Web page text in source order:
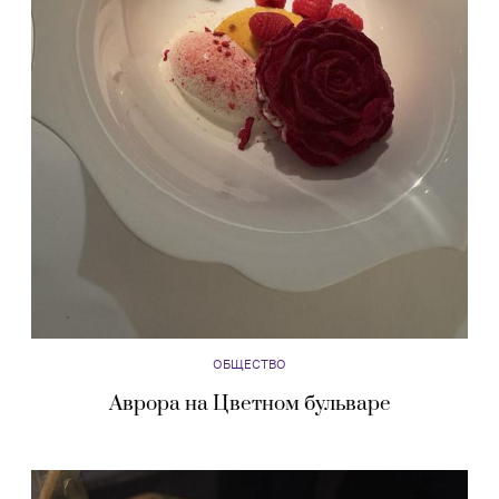
ОБЩЕСТВО
Аврора на Цветном бульваре